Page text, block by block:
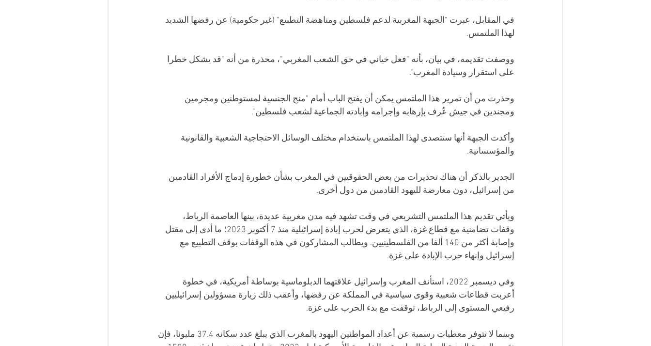
في المقابل، عبرت "الجبهة المغربية لدعم فلسطين ومناهضة التطبيع" (غير حكومية) عن رفضها الشديد
لهذا الملتمس.
ووصفت تقديمه، في بيان، بأنه "فعل خياني في حق الشعب المغربي"، محذرة من أنه "قد يشكل خطرا
على استقرار وسيادة المغرب".
وحذرت من أن تمرير هذا الملتمس يمكن أن يفتح الباب أمام "منح الجنسية لمستوطنين ومجرمين
ومجندين في جيش عُرف بإرهابه وإجرامه وإبادته الجماعية لشعب فلسطين".
وأكدت الجبهة أنها ستتصدى لهذا الملتمس باستخدام مختلف الوسائل الاحتجاجية الشعبية والقانونية
والمؤسساتية.
الجدير بالذكر أن هناك تحذيرات من بعض الحقوقيين في المغرب بشأن خطورة إدماج الأفراد القادمين
من إسرائيل، دون معارضة لليهود القادمين من دول أخرى.
ويأتي تقديم هذا الملتمس التشريعي في وقت تشهد فيه مدن مغربية عديدة، بينها العاصمة الرباط،
وقفات تضامنية مع قطاع غزة، الذي يتعرض لحرب إبادة إسرائيلية منذ 7 أكتوبر 2023؛ ما أدى إلى مقتل
وإصابة أكثر من 140 ألفا من الفلسطينيين. ويطالب المشاركون في هذه الوقفات بوقف التطبيع مع
إسرائيل وإنهاء حرب الإبادة على غزة.
وفي ديسمبر 2022، استأنف المغرب وإسرائيل علاقتهما الدبلوماسية بوساطة أمريكية، في خطوة
أعربت قطاعات شعبية وقوى سياسية في المملكة عن رفضها، وأعقب ذلك زيارة مسؤولين إسرائيليين
رفيعي المستوى إلى الرباط، توقفت مع بدء الحرب على غزة.
وبينما لا تتوفر معطيات رسمية عن أعداد المواطنين اليهود بالمغرب الذي يبلغ عدد سكانه 37.4 مليونا، فإن